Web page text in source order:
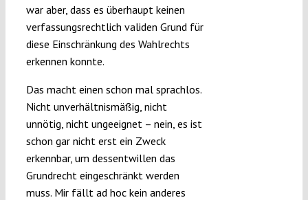
war aber, dass es überhaupt keinen
verfassungsrechtlich validen Grund für
diese Einschränkung des Wahlrechts
erkennen konnte.
Das macht einen schon mal sprachlos.
Nicht unverhältnismäßig, nicht
unnötig, nicht ungeeignet – nein, es ist
schon gar nicht erst ein Zweck
erkennbar, um dessentwillen das
Grundrecht eingeschränkt werden
muss. Mir fällt ad hoc kein anderes